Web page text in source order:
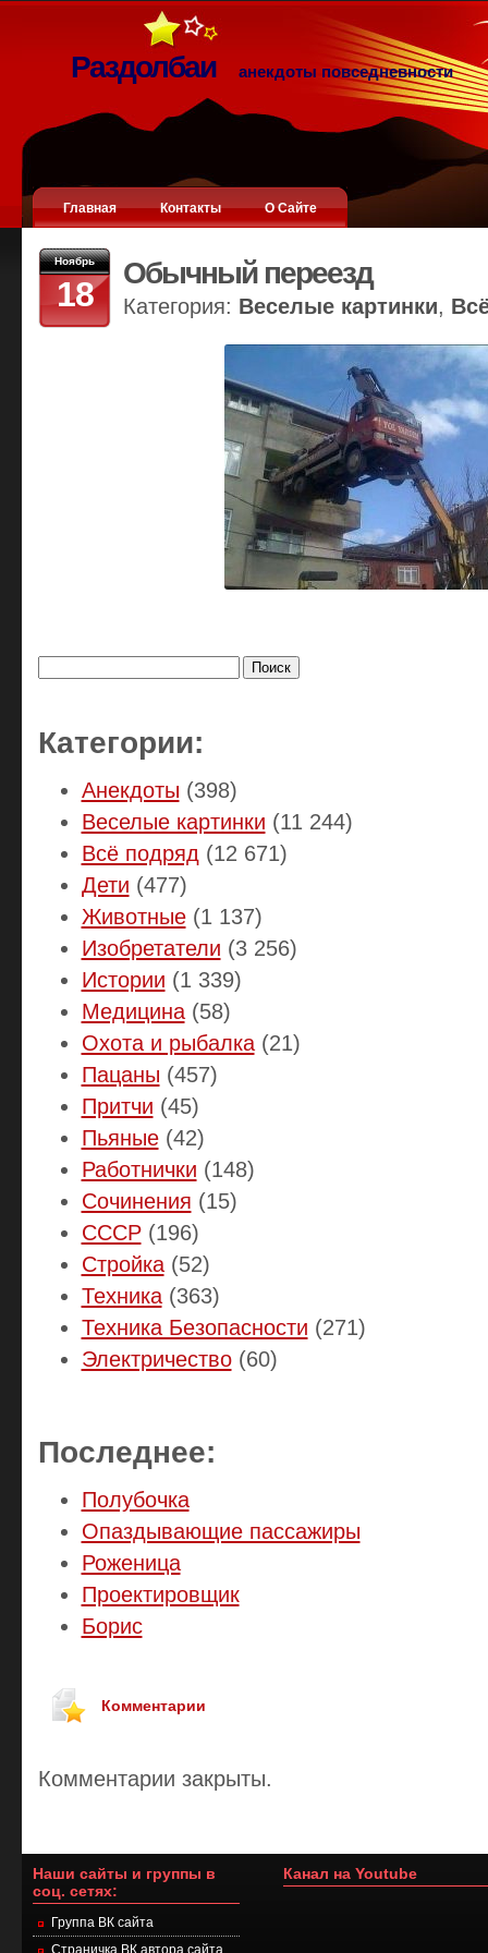
Раздолбаи анекдоты повседневности
Главная Контакты О Сайте
Ноябрь
18
Обычный переезд
Категория: Веселые картинки,
Категории:
Анекдоты (398)
Веселые картинки (11 244)
Всё подряд (12 671)
Дети (477)
Животные(1 137)
Изобретатели (3 256)
Истории (1 339)
Медицина(58)
Охота и рыбалка(21)
Пацаны (457)
Притчи (45)
Пьяные(42)
Работнички (148)
Сочинения (15)
СССР(196)
Стройка(52)
Техника(363)
Техника Безопасности (271)
Электричество(60)
Последнее:
Полубочка
Опаздывающие пассажиры
Роженица
Проектировщик
Борис
Комментарии
Комментарии закрыты.
Наши сайты и группы в
соц. сетях:
Группа ВК сайта
Страничка ВК автора сайта
Канал на Youtube